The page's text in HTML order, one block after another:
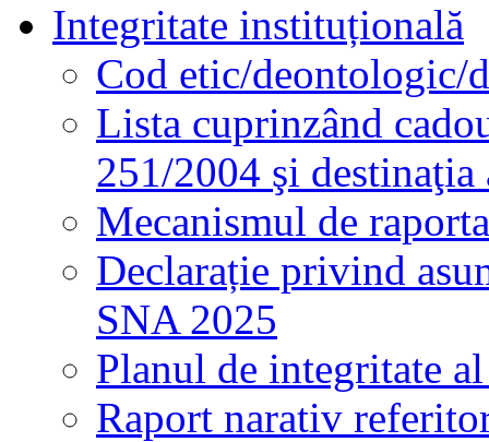
Integritate instituțională
Cod etic/deontologic/
Lista cuprinzând
251/2004 şi destinaţia
Mecanismul de
Declarație privind
SNA 2025
Planul de integritate
Raport narativ